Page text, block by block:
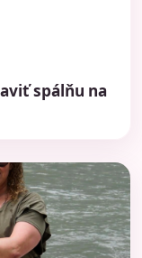
spálňu na